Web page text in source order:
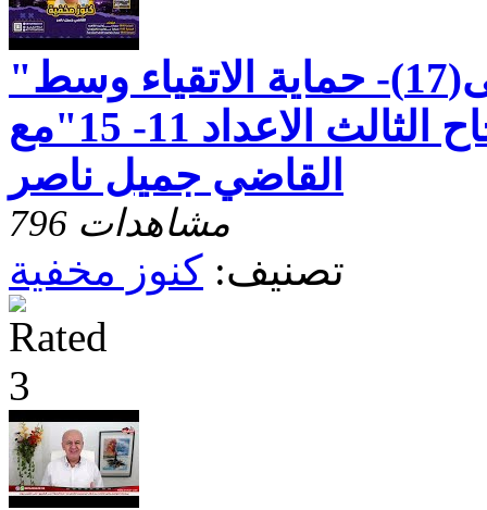
"رسالة بطرس الاولى(17)- حماية الاتقياء وسط
الضيق - الاصحاح الثالث الاعداد 11- 15"مع
القاضي جميل ناصر
796 مشاهدات
تصنيف: كنوز مخفية